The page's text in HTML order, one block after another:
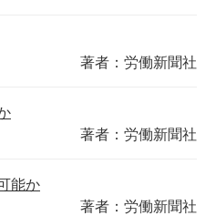
著者：労働新聞社
著者：労働新聞社
能か
著者：労働新聞社